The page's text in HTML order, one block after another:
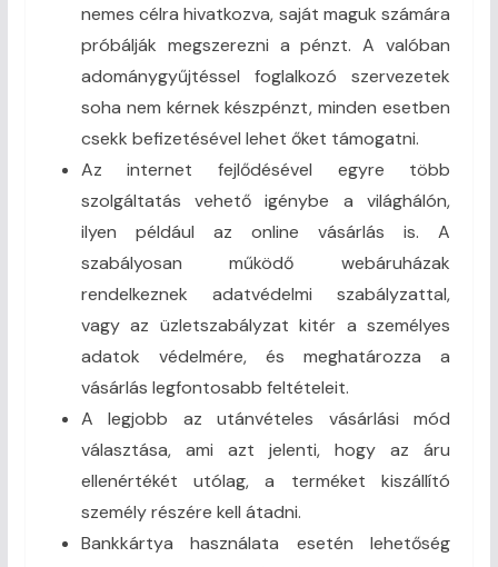
nemes célra hivatkozva, saját maguk számára
próbálják megszerezni a pénzt. A valóban
adománygyűjtéssel foglalkozó szervezetek
soha nem kérnek készpénzt, minden esetben
csekk befizetésével lehet őket támogatni.
Az internet fejlődésével egyre több
szolgáltatás vehető igénybe a világhálón,
ilyen például az online vásárlás is. A
szabályosan működő webáruházak
rendelkeznek adatvédelmi szabályzattal,
vagy az üzletszabályzat kitér a személyes
adatok védelmére, és meghatározza a
vásárlás legfontosabb feltételeit.
A legjobb az utánvételes vásárlási mód
választása, ami azt jelenti, hogy az áru
ellenértékét utólag, a terméket kiszállító
személy részére kell átadni.
Bankkártya használata esetén lehetőség